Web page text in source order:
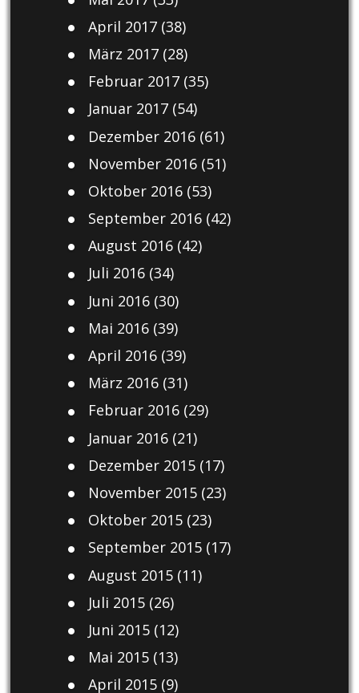
April 2017(38)
März 2017(28)
Februar 2017(35)
Januar 2017(54)
Dezember 2016(61)
November 2016(51)
Oktober 2016(53)
September 2016(42)
August 2016(42)
Juli 2016(34)
Juni 2016(30)
Mai 2016(39)
April 2016(39)
März 2016(31)
Februar 2016(29)
Januar 2016(21)
Dezember 2015(17)
November 2015(23)
Oktober 2015(23)
September 2015(17)
August 2015(11)
Juli 2015(26)
Juni 2015(12)
Mai 2015(13)
April 2015(9)